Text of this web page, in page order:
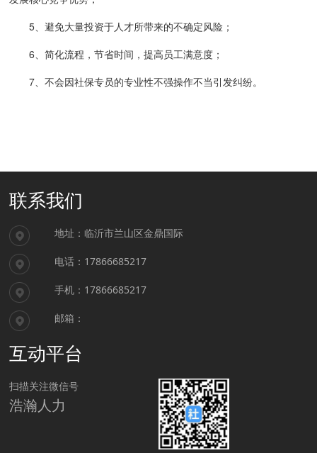
5、避免大量投资于人才所带来的不确定风险；
6、简化流程，节省时间，提高员工满意度；
7、不会因社保专员的专业性不强操作不当引发纠纷。
联系我们
地址：临沂市兰山区金鼎国际
电话：17866685217
手机：17866685217
邮箱：
互动平台
扫描关注微信号
浩瀚人力